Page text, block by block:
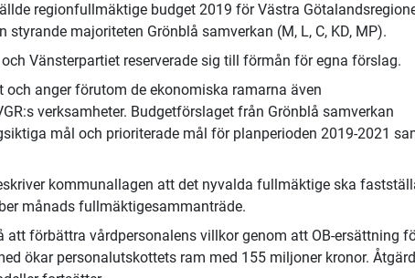
regionfullmäktige budget 2019 för Västra
majoriteten Grönblå samverkan (M, L, C, KD, MP).
Vänsterpartiet reserverade sig till förmån för egna förslag.
och anger förutom de ekonomiska ramarna även
verksamheter. Budgetförslaget från Grönblå samverkan
mål och prioriterade mål för planperioden 2019-2021
kommunallagen att det nyvalda fullmäktige ska
månads fullmäktigesammanträde.
förbättra vårdpersonalens villkor genom att OB-ersättning
ökar personalutskottets ram med 155 miljoner kronor.